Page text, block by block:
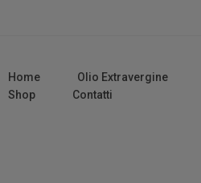
Home Olio Extravergine
Shop
Contatti